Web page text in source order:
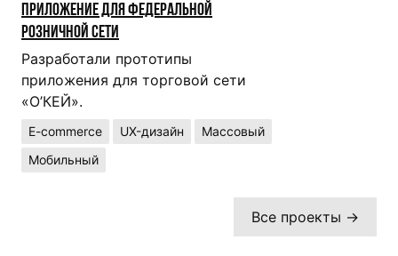
Приложение для федеральной
розничной сети
Разработали прототипы
приложения для торговой сети
«О’КЕЙ».
E-commerce UX-дизайн
Массовый
Мобильный
Все проекты →